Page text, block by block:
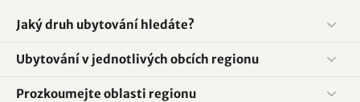
Jaký druh ubytování hledáte?
Ubytování v jednotlivých obcích regionu
Prozkoumejte oblasti regionu